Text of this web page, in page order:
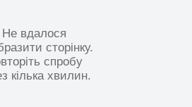
Не вдалося
сторінку.
спробу
кілька хвилин.